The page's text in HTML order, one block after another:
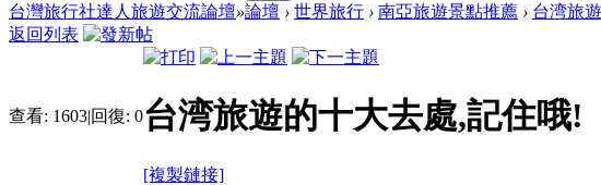
台灣旅行社達人旅遊交流論壇»論壇 › 世界旅行 › 南亞旅遊景點推薦 › 台湾旅
返回列表
查看: 1603|回復: 0台湾旅遊的十大去處,記住哦!
[複製鏈接]